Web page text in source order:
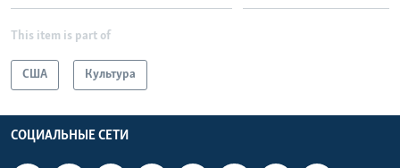
This item is part of
США Культура
СОЦИАЛЬНЫЕ СЕТИ